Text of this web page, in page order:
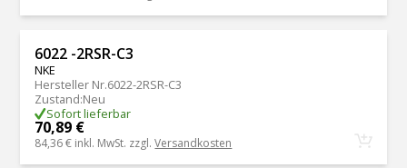
6022 -2RSR-C3
NKE
Hersteller Nr.6022-2RSR-C3
Zustand:Neu
Sofort lieferbar
70,89 €
84,36 € inkl. MwSt. zzgl.Versandkosten